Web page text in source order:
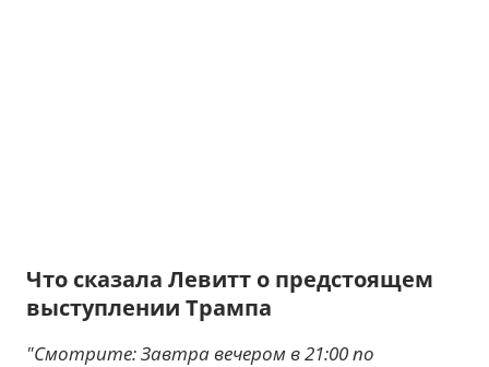
Что сказала Левитт о предстоящем
выступлении Трампа
"Смотрите: Завтра вечером в 21:00 по